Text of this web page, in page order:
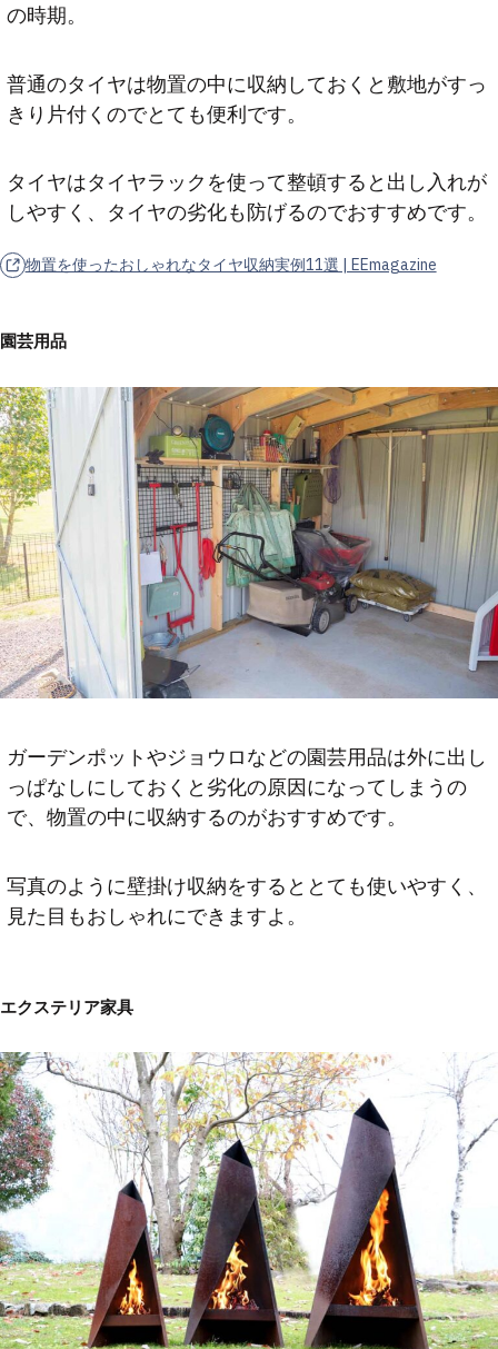
の時期。
普通のタイヤは物置の中に収納しておくと敷地がすっ
きり片付くのでとても便利です。
タイヤはタイヤラックを使って整頓すると出し入れが
しやすく、タイヤの劣化も防げるのでおすすめです。
物置を使ったおしゃれなタイヤ収納実例11選 | EEmagazine
園芸用品
ガーデンポットやジョウロなどの園芸用品は外に出し
っぱなしにしておくと劣化の原因になってしまうの
で、物置の中に収納するのがおすすめです。
写真のように壁掛け収納をするととても使いやすく、
見た目もおしゃれにできますよ。
エクステリア家具